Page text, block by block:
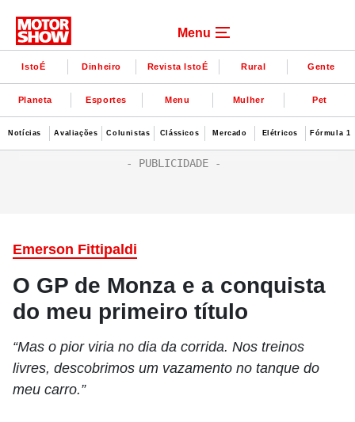
Menu
IstoÉ Dinheiro Revista IstoÉ Rural Gente
Planeta Esportes Menu Mulher Pet
Notícias Avaliações Colunistas Clássicos Mercado Elétricos Fórmula 1
Emerson Fittipaldi
O GP de Monza e a conquista
do meu primeiro título
“Mas o pior viria no dia da corrida. Nos treinos
livres, descobrimos um vazamento no tanque do
meu carro.”